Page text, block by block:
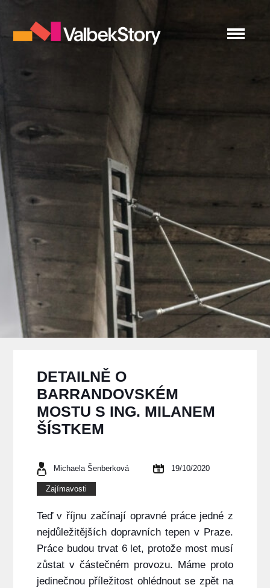
DETAILNĚ O
BARRANDOVSKÉM
MOSTU S ING. MILANEM
ŠÍSTKEM
Michaela Šenberková 19/10/2020
Zajímavosti
Teď v říjnu začínají opravné práce jedné z
nejdůležitějších dopravních tepen v Praze.
Práce budou trvat 6 let, protože most musí
zůstat v částečném provozu. Máme proto
jedinečnou příležitost ohlédnout se zpět na